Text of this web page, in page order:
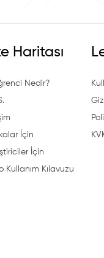
Haritası
Nedir?
İçin
İçin
Kullanım Kılavuzu